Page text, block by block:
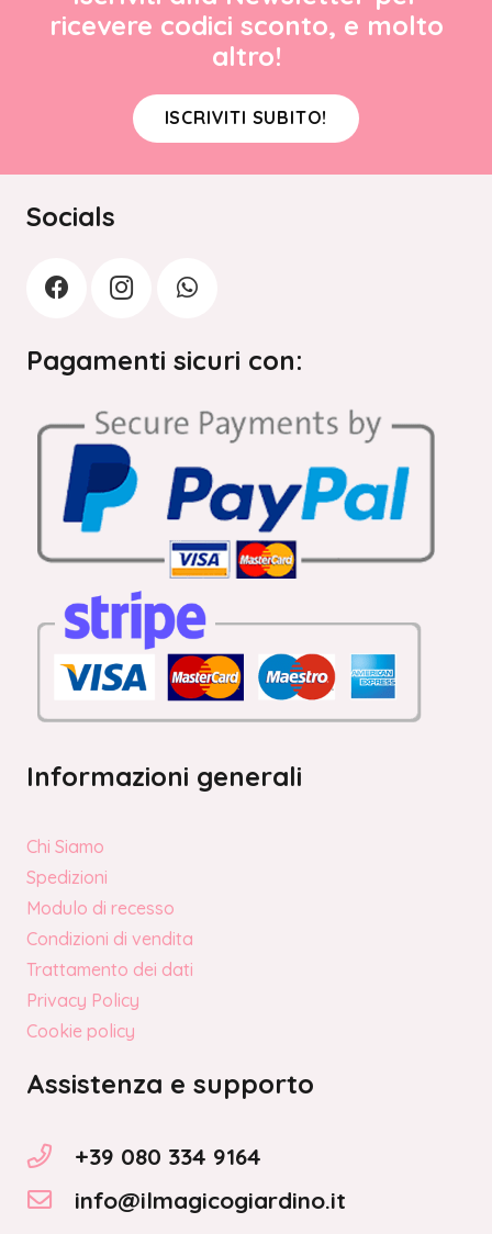
ricevere codici sconto, e molto
altro!
ISCRIVITI SUBITO!
Socials
Pagamenti sicuri con:
Informazioni generali
Chi Siamo
Spedizioni
Modulo di recesso
Condizioni di vendita
Trattamento dei dati
Privacy Policy
Cookie policy
Assistenza e supporto
+39 080 334 9164
info@ilmagicogiardino.it